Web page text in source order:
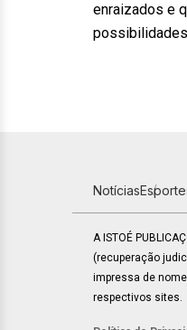
enraizados e
possibilidades
Notícias
A ISTOÉ
(recuperação
impressa de
respectivos sites.